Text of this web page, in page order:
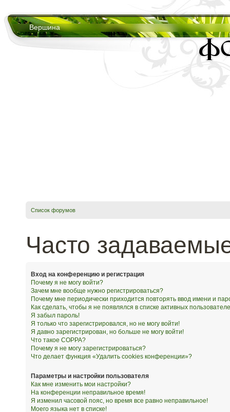
Вершина
Список форумов
Часто
Вход на конференцию и регистрация
Почему я не могу войти?
Зачем мне вообще нужно регистрироваться?
Почему мне периодически приходится повторять ввод имени и
Как сделать, чтобы я не появлялся в списке активных
Я забыл пароль!
Я только что зарегистрировался, но не могу войти!
Я давно зарегистрирован, но больше не могу войти!
Что такое COPPA?
Почему я не могу зарегистрироваться?
Что делает функция «Удалить cookies конференции»?
Параметры и настройки пользователя
Как мне изменить мои настройки?
На конференции неправильное время!
Я изменил часовой пояс, но время все равно неправильное!
Моего языка нет в списке!